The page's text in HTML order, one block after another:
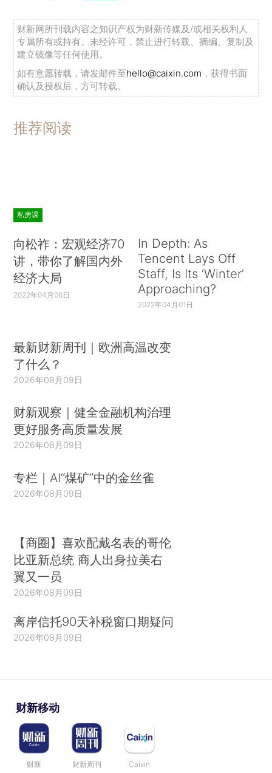
财新网所刊载内容之知识产权为财新传媒及/或相关权利人
专属所有或持有。未经许可，禁止进行转载、摘编、复制及
建立镜像等任何使用。
如有意愿转载，请发邮件至hello@caixin.com ，获得书面
确认及授权后，方可转载。
推荐阅读
私房课
向松祚：宏观经济70
讲，带你了解国内外
经济大局
2022年04月06日
In Depth: As
Tencent Lays Off
Staff, Is Its ‘Winter’
Approaching?
2022年04月01日
最新财新周刊｜欧洲高温改变
了什么？
2026年08月09日
财新观察｜健全金融机构治理
更好服务高质量发展
2026年08月09日
专栏｜AI“煤矿”中的金丝雀
2026年08月09日
【商圈】喜欢配戴名表的哥伦
比亚新总统 商人出身拉美右
翼又一员
2026年08月09日
离岸信托90天补税窗口期疑问
2026年08月09日
财新移动
财新 财新周刊 Caixin